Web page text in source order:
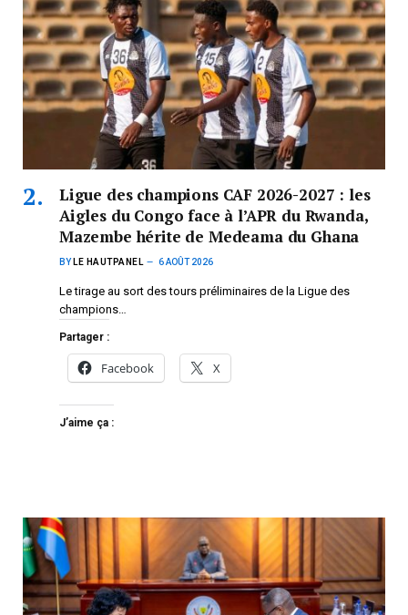
Ligue des champions CAF 2026-2027 : les
Aigles du Congo face à l’APR du Rwanda,
Mazembe hérite de Medeama du Ghana
BY LE HAUTPANEL 6 AOÛT 2026
Le tirage au sort des tours préliminaires de la Ligue des
champions…
Partager :
Facebook X
J’aime ça :